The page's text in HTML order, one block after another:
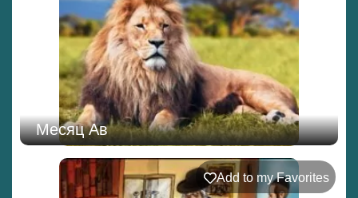
Месяц Ав
Add to my Favorites